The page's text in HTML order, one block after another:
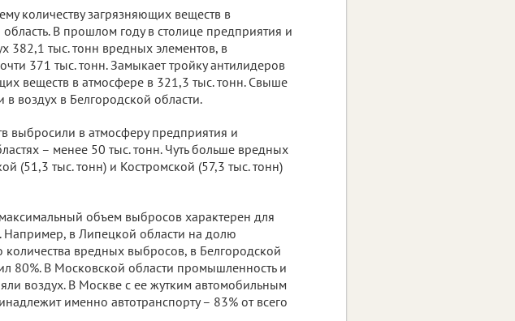
количеству загрязняющих веществ в
В прошлом году в столице предприятия и
382,1 тыс. тонн вредных элементов, в
371 тыс. тонн. Замыкает тройку антилидеров
веществ в атмосфере в 321,3 тыс. тонн. Свыше
воздух в Белгородской области.
выбросили в атмосферу предприятия и
– менее 50 тыс. тонн. Чуть больше вредных
(51,3 тыс. тонн) и Костромской (57,3 тыс. тонн)
объем выбросов характерен для
в Липецкой области на долю
вредных выбросов, в Белгородской
80%. В Московской области промышленность и
воздух. В Москве с ее жутким автомобильным
именно автотранспорту – 83% от всего